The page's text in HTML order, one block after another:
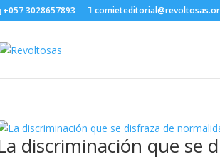
+057 3028657893
discriminación que se